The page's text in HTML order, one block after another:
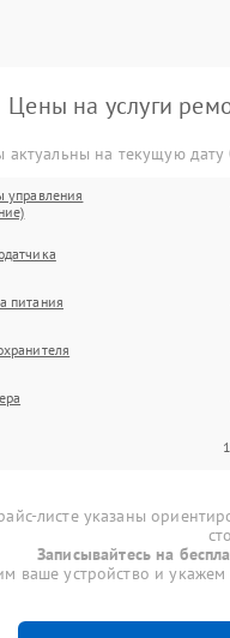
Цены на услуги
актуальны на текущую дату
управления
питания
листе указаны
Записывайтесь на
ваше устройство и укажем